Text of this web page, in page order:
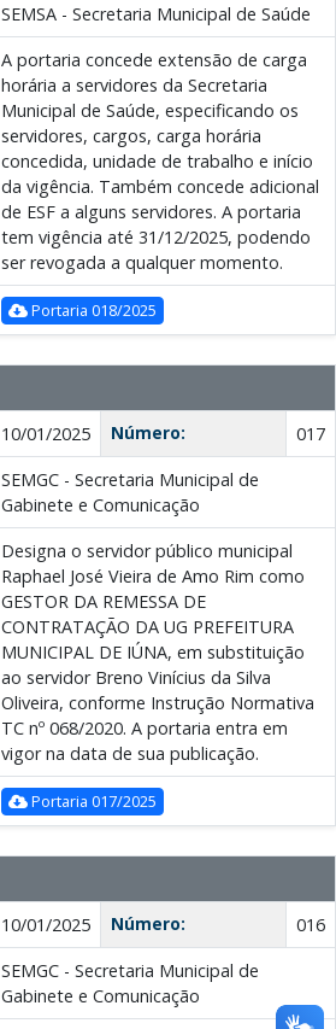
SEMSA - Secretaria Municipal de Saúde
A portaria concede extensão de carga
horária a servidores da Secretaria
Municipal de Saúde, especificando os
servidores, cargos, carga horária
concedida, unidade de trabalho e início
da vigência. Também concede adicional
de ESF a alguns servidores. A portaria
tem vigência até 31/12/2025, podendo
ser revogada a qualquer momento.
Portaria 018/2025
10/01/2025 Número:
017
SEMGC - Secretaria Municipal de
Gabinete e Comunicação
Designa o servidor público municipal
Raphael José Vieira de Amo Rim como
GESTOR DA REMESSA DE
CONTRATAÇÃO DA UG PREFEITURA
MUNICIPAL DE IÚNA, em substituição
ao servidor Breno Vinícius da Silva
Oliveira, conforme Instrução Normativa
TC nº 068/2020. A portaria entra em
vigor na data de sua publicação.
Portaria 017/2025
10/01/2025 Número:
016
SEMGC - Secretaria Municipal de
Gabinete e Comunicação